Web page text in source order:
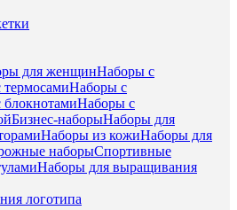
для женщинНаборы с
Наборы с
Наборы с
Бизнес-наборыНаборы для
Наборы из кожиНаборы для
наборыСпортивные
Наборы для выращивания
логотипа